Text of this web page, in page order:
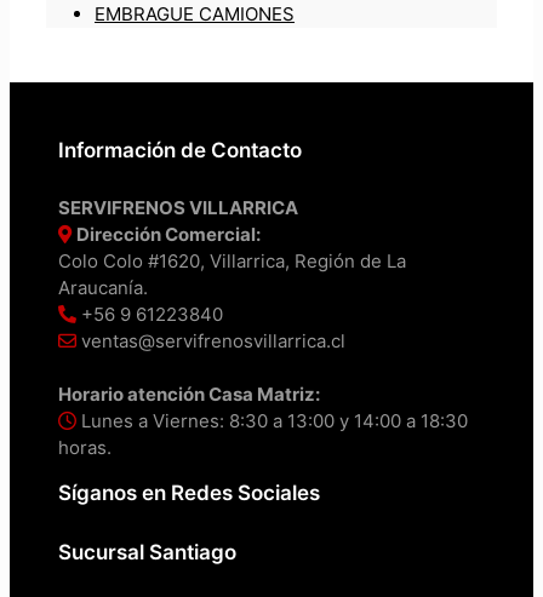
EMBRAGUE CAMIONES
Información de Contacto
SERVIFRENOS VILLARRICA
Dirección Comercial:
Colo Colo #1620, Villarrica, Región de La
Araucanía.
+56 9 61223840
ventas@servifrenosvillarrica.cl
Horario atención Casa Matriz:
Lunes a Viernes: 8:30 a 13:00 y 14:00 a 18:30
horas.
Síganos en Redes Sociales
Sucursal Santiago